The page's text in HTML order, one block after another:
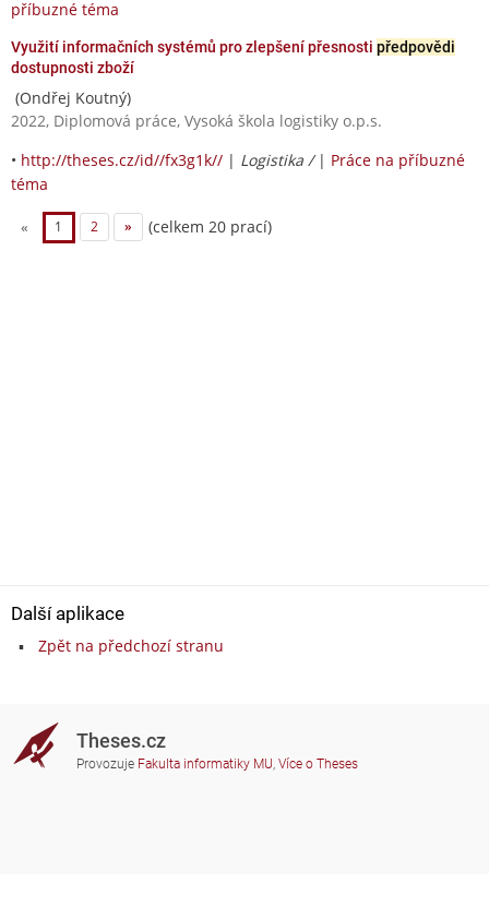
příbuzné téma
Využití informačních systémů pro zlepšení přesnosti předpovědi
dostupnosti zboží
(Ondřej Koutný)
2022, Diplomová práce, Vysoká škola logistiky o.p.s.
• http://theses.cz/id//fx3g1k// | Logistika / | Práce na příbuzné
téma
« 1 2 » (celkem 20 prací)
Další aplikace
Zpět na předchozí stranu
Theses.cz
Provozuje Fakulta informatiky MU, Více o Theses